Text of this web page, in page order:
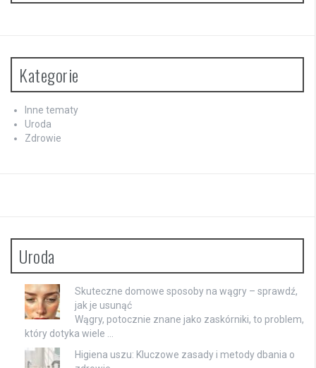
Kategorie
Inne tematy
Uroda
Zdrowie
Uroda
Skuteczne domowe sposoby na wągry – sprawdź,
jak je usunąć
Wągry, potocznie znane jako zaskórniki, to problem,
który dotyka wiele …
Higiena uszu: Kluczowe zasady i metody dbania o